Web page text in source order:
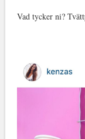
Vad tycker ni?